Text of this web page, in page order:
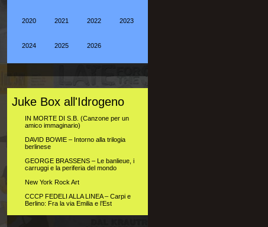
2020 2021 2022 2023
2024 2025 2026
Juke Box all'Idrogeno
IN MORTE DI S.B. (Canzone per un
amico immaginario)
DAVID BOWIE – Intorno alla trilogia
berlinese
GEORGE BRASSENS – Le banlieue, i
carruggi e la periferia del mondo
New York Rock Art
CCCP FEDELI ALLA LINEA – Carpi e
Berlino: Fra la via Emilia e l’Est